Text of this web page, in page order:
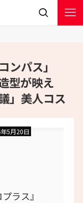
ンパス」
型が映え
」美人コス
5月20日
ラス』